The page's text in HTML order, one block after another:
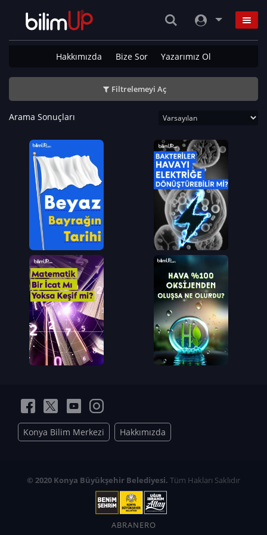
Hakkımızda Bize Sor Yazarımız Ol
Filtrelemeyi Aç
Arama Sonuçları
Konya Bilim Merkezi Hakkımızda
© 2020 Konya Büyükşehir Belediyesi. Tüm Hakları Saklıdır
ABRANERO